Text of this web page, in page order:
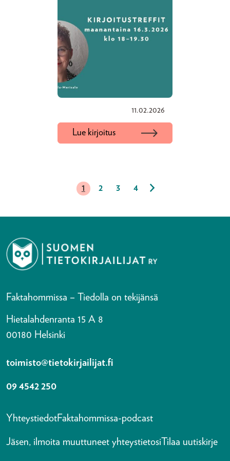
11.02.2026
Lue kirjoitus
1 2 3 4
Faktahommissa – Tiedolla on tekijänsä
Hietalahdenranta 15 A 8
00180 Helsinki
toimisto@tietokirjailijat.fi
09 4542 250
YhteystiedotFaktahommissa-podcast
Jäsen, ilmoita muuttuneet yhteystietosi Tilaa uutiskirje